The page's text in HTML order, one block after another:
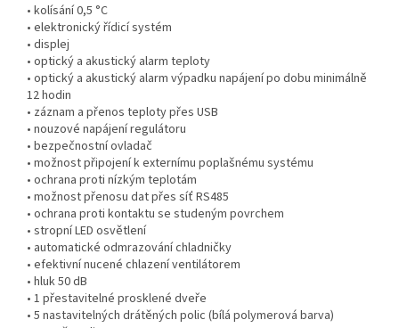
• kolísání 0,5 °C
• elektronický řídicí systém
• displej
• optický a akustický alarm teploty
• optický a akustický alarm výpadku napájení po dobu minimálně
12 hodin
• záznam a přenos teploty přes USB
• nouzové napájení regulátoru
• bezpečnostní ovladač
• možnost připojení k externímu poplašnému systému
• ochrana proti nízkým teplotám
• možnost přenosu dat přes síť RS485
• ochrana proti kontaktu se studeným povrchem
• stropní LED osvětlení
• automatické odmrazování chladničky
• efektivní nucené chlazení ventilátorem
• hluk 50 dB
• 1 přestavitelné prosklené dveře
• 5 nastavitelných drátěných polic (bílá polymerová barva)